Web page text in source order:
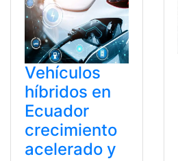
Vehículos
híbridos en
Ecuador
crecimiento
acelerado y